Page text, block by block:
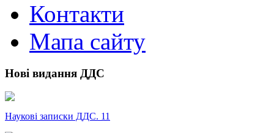
Контакти
Мапа сайту
Нові видання ДДС
Наукові записки ДДС. 11